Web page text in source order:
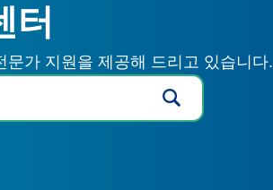
터
가 지원을 제공해 드리고 있습니다.